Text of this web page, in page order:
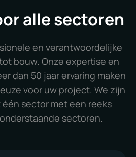
alle sectoren
en verantwoordelijke
bouw. Onze expertise en
dan 50 jaar ervaring maken
voor uw project. We zijn
sector met een reeks
sectoren.